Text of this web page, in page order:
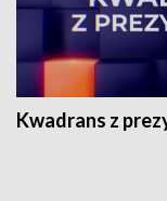
Kwadrans z